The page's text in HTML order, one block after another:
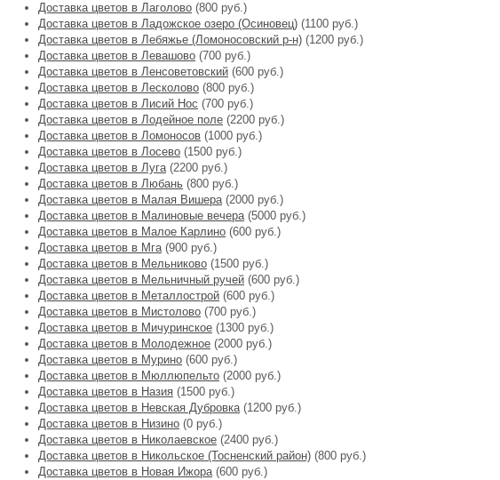
Доставка цветов в Лаголово (800 руб.)
Доставка цветов в Ладожское озеро (Осиновец) (1100 руб.)
Доставка цветов в Лебяжье (Ломоносовский р-н) (1200 руб.)
Доставка цветов в Левашово (700 руб.)
Доставка цветов в Ленсоветовский (600 руб.)
Доставка цветов в Лесколово (800 руб.)
Доставка цветов в Лисий Нос (700 руб.)
Доставка цветов в Лодейное поле (2200 руб.)
Доставка цветов в Ломоносов (1000 руб.)
Доставка цветов в Лосево (1500 руб.)
Доставка цветов в Луга(2200 руб.)
Доставка цветов в Любань (800 руб.)
Доставка цветов в Малая Вишера(2000 руб.)
Доставка цветов в Малиновые вечера(5000 руб.)
Доставка цветов в Малое Карлино (600 руб.)
Доставка цветов в Мга(900 руб.)
Доставка цветов в Мельниково (1500 руб.)
Доставка цветов в Мельничный ручей (600 руб.)
Доставка цветов в Металлострой (600 руб.)
Доставка цветов в Мистолово (700 руб.)
Доставка цветов в Мичуринское (1300 руб.)
Доставка цветов в Молодежное (2000 руб.)
Доставка цветов в Мурино (600 руб.)
Доставка цветов в Мюллюпельто (2000 руб.)
Доставка цветов в Назия (1500 руб.)
Доставка цветов в Невская Дубровка(1200 руб.)
Доставка цветов в Низино (0 руб.)
Доставка цветов в Николаевское (2400 руб.)
Доставка цветов в Никольское (Тосненский район) (800 руб.)
Доставка цветов в Новая Ижора(600 руб.)